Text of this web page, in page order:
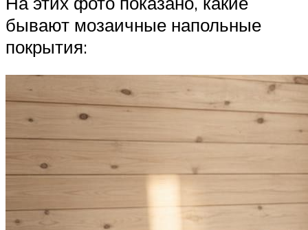
бывают мозаичные напольные
покрытия: